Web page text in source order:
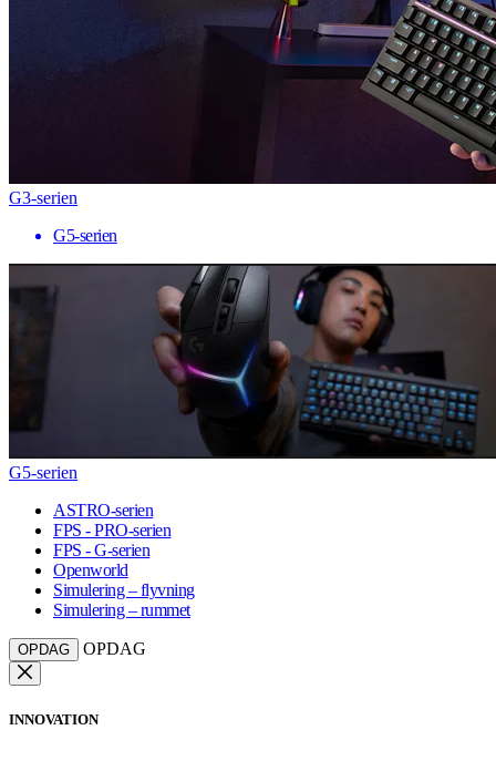
G3-serien
G5-serien
G5-serien
ASTRO-serien
FPS - PRO-serien
FPS - G-serien
Openworld
Simulering – flyvning
Simulering – rummet
OPDAG OPDAG
INNOVATION